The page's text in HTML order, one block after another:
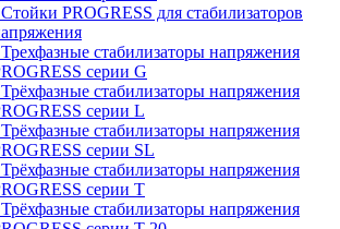
PROGRESS для стабилизаторов
стабилизаторы напряжения
серии G
стабилизаторы напряжения
серии L
стабилизаторы напряжения
серии SL
стабилизаторы напряжения
серии T
стабилизаторы напряжения